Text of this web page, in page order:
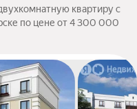
квартиру с
по цене от 4 300 000